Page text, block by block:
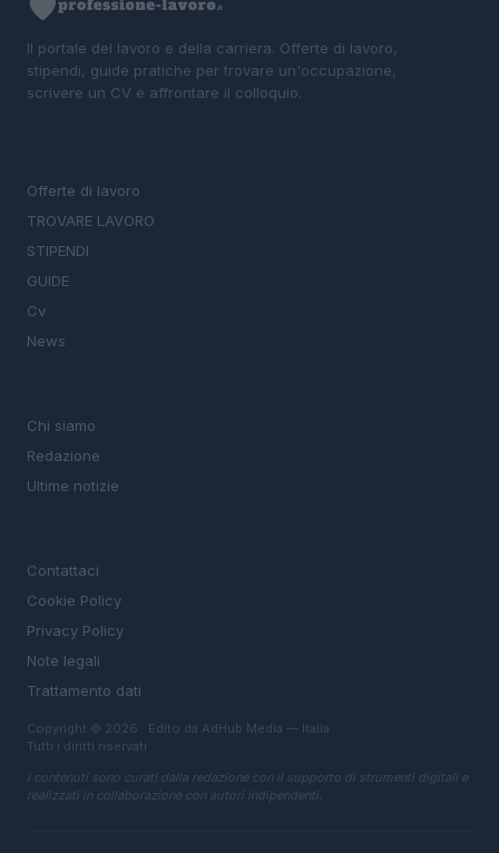
Il portale del lavoro e della carriera. Offerte di lavoro,
stipendi, guide pratiche per trovare un'occupazione,
scrivere un CV e affrontare il colloquio.
Offerte di lavoro
TROVARE LAVORO
STIPENDI
GUIDE
Cv
News
Chi siamo
Redazione
Ultime notizie
Contattaci
Cookie Policy
Privacy Policy
Note legali
Trattamento dati
Copyright © 2026 · Edito da AdHub Media — Italia
Tutti i diritti riservati
I contenuti sono curati dalla redazione con il supporto di strumenti digitali e
realizzati in collaborazione con autori indipendenti.